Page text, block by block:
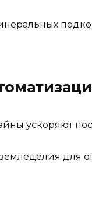
ускоряют
для